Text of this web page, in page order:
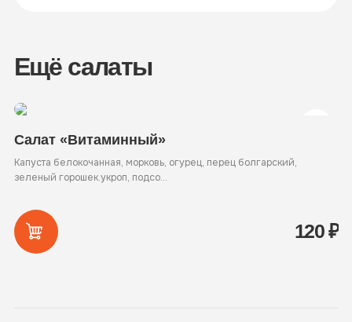
Ещё салаты
Салат «Витаминный»
Капуста белокочанная, морковь, огурец, перец болгарский,
зеленый горошек.укроп, подсо...
120₽